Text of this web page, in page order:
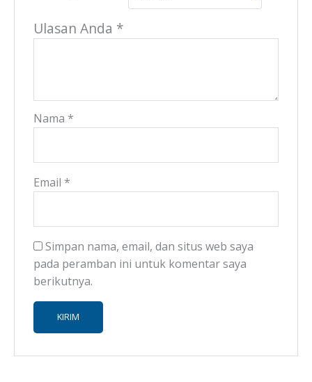
Ulasan Anda *
Nama *
Email *
Simpan nama, email, dan situs web saya
pada peramban ini untuk komentar saya
berikutnya.